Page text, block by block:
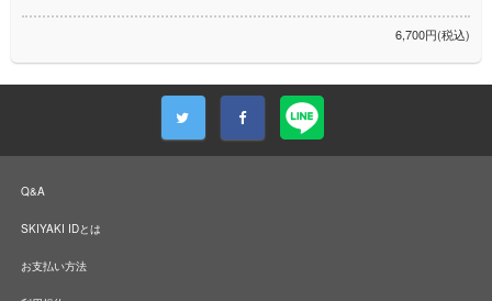
6,700円(税込)
Q&A
SKIYAKI IDとは
お支払い方法